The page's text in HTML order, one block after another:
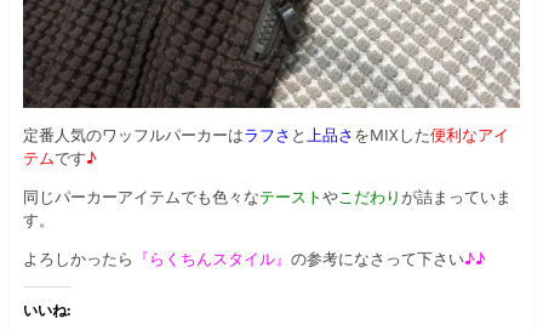
定番人気のワッフルパーカーはラフさ と上品さをMIXした便利なアイ
テムです♪
同じパーカーアイテムでも色々なテーストやこだわりが詰まっていま
す。
よろしかったら 『らくちんスタイル』 の参考になさって下さい♪♪
いいね: